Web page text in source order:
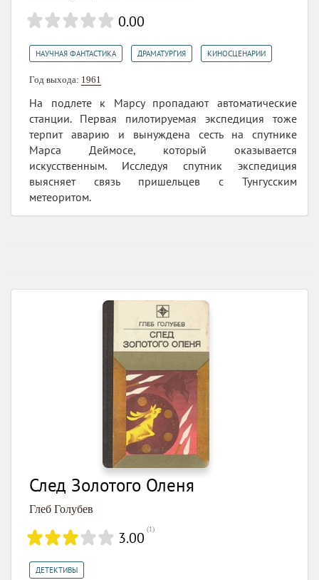
0.00
НАУЧНАЯ ФАНТАСТИКА ДРАМАТУРГИЯ КИНОСЦЕНАРИИ
Год выхода: 1961
На подлете к Марсу пропадают автоматические
станции. Первая пилотируемая экспедиция тоже
терпит аварию и вынуждена сесть на спутнике
Марса Деймосе, который оказывается
искусственным. Исследуя спутник экспедиция
выясняет связь пришельцев с Тунгусским
метеоритом.
След Золотого Оленя
Глеб Голубев
3.00 (1)
ДЕТЕКТИВЫ